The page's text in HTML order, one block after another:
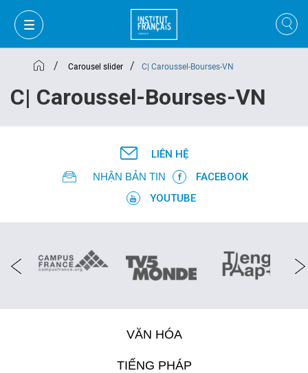
GIỎ HÀNG ĐĂNG NHẬP
/ Carousel slider / C| Caroussel-Bourses-VN
C| Caroussel-Bourses-VN
LIÊN HỆ
NHẬN BẢN TIN
FACEBOOK
YOUTUBE
VĂN HÓA
TIẾNG PHÁP